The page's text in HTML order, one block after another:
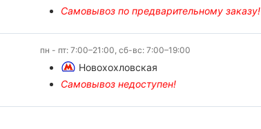
Самовывоз по предварительному заказу!
пн - пт: 7:00–21:00, сб-вс: 7:00–19:00
Новохохловская
Самовывоз недоступен!